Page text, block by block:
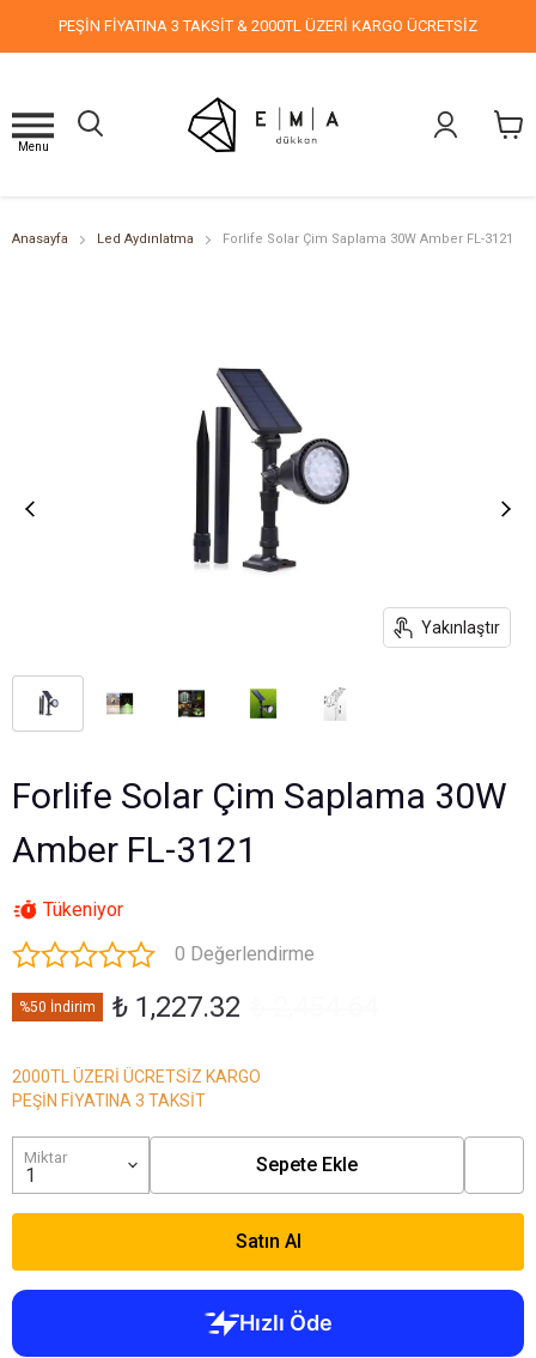
PEŞİN FİYATINA 3 TAKSİT & 2000TL ÜZERİ KARGO ÜCRETSİZ
Menu
Anasayfa Led Aydınlatma Forlife Solar Çim Saplama 30W Amber FL-3121
Yakınlaştır
Forlife Solar Çim Saplama 30W
Amber FL-3121
Tükeniyor
0 Değerlendirme
%50 İndirim ₺ 1,227.32
2000TL ÜZERİ ÜCRETSİZ KARGO
PEŞİN FİYATINA 3 TAKSİT
Miktar Sepete Ekle
Satın Al